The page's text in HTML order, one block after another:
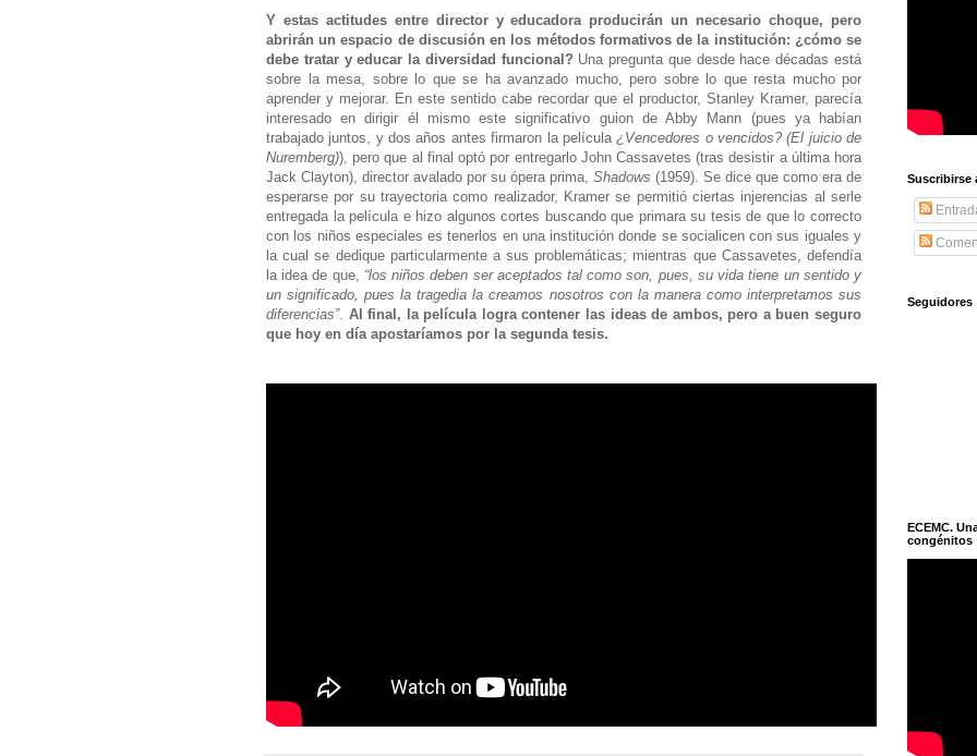
Y estas actitudes entre director y educadora producirán un necesario choque, pero
abrirán un espacio de discusión en los métodos formativos de la institución: ¿cómo se
debe tratar y educar la diversidad funcional? Una pregunta que desde hace décadas está
sobre la mesa, sobre lo que se ha avanzado mucho, pero sobre lo que resta mucho por
aprender y mejorar. En este sentido cabe recordar que el productor, Stanley Kramer, parecía
interesado en dirigir él mismo este significativo guion de Abby Mann (pues ya habían
trabajado juntos, y dos años antes firmaron la película¿Vencedores o vencidos? (El juicio de
Nuremberg)), pero que al final optó por entregarlo John Cassavetes (tras desistir a última hora
Jack Clayton), director avalado por su ópera prima, Shadows (1959). Se dice que como era de
esperarse por su trayectoria como realizador, Kramer se permitió ciertas injerencias al serle
entregada la película e hizo algunos cortes buscando que primara su tesis de que lo correcto
con los niños especiales es tenerlos en una institución donde se socialicen con sus iguales y
la cual se dedique particularmente a sus problemáticas; mientras que Cassavetes, defendía
la idea de que, “los niños deben ser aceptados tal como son, pues, su vida tiene un sentido y
un significado, pues la tragedia la creamos nosotros con la manera como interpretamos sus
diferencias”. Al final, la película logra contener las ideas de ambos, pero a buen seguro
que hoy en día apostaríamos por la segunda tesis.
Suscribirse
Seguidores
ECEMC.
congénitos